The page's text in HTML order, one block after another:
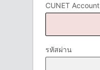
CUNET Account
รหัสผ่าน